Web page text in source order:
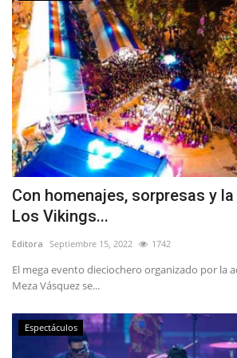
Con homenajes, sorpresas y
Los Vikings...
Editora Septiembre 15, 2022 1742
El mega evento dieciochero organizado por la
Meza Vásquez se...
Espectáculos